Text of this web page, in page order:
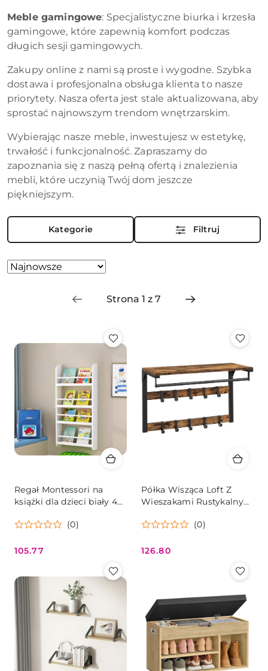
Meble gamingowe: Specjalistyczne biurka i krzesła
gamingowe, które zapewnią komfort podczas
długich sesji gamingowych.
Zakupy online z nami są proste i wygodne. Szybka
dostawa i profesjonalna obsługa klienta to nasze
priorytety. Nasza oferta jest stale aktualizowana, aby
sprostać najnowszym trendom wnętrzarskim.
Wybierając nasze meble, inwestujesz w estetykę,
trwałość i funkcjonalność. Zapraszamy do
zapoznania się z naszą pełną ofertą i znalezienia
mebli, które uczynią Twój dom jeszcze
piękniejszym.
Kategorie Filtruj
Zastosowano
Sortuj
Regał Montessori na
książki dla dzieci biały 4
(0)
Cena:
105.77
Półka Wisząca Loft Z
Wieszakami Rustykalny
(0)
Cena:
126.80